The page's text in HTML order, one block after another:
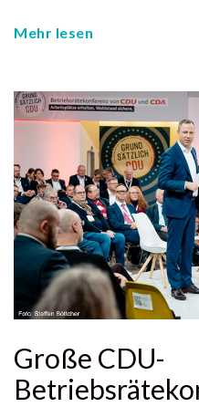
Mehr lesen
Große CDU-